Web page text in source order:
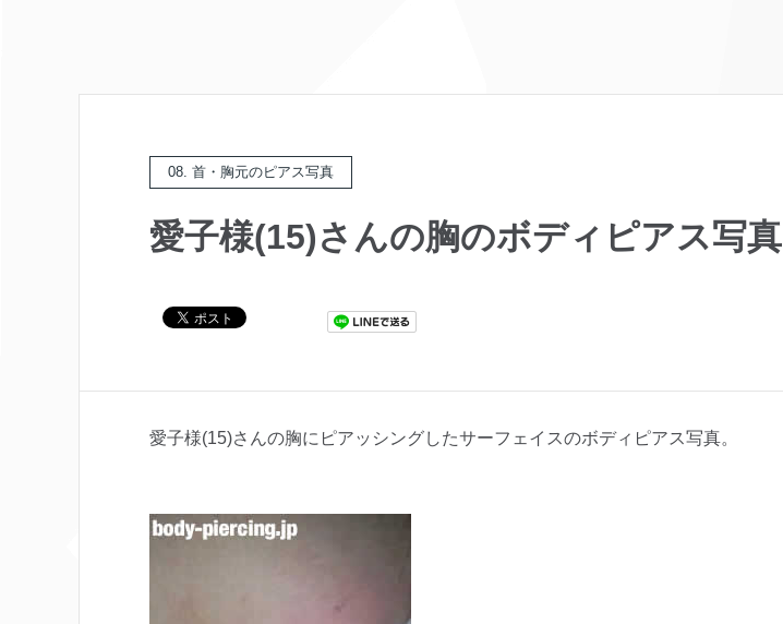
08. 首・胸元のピアス写真
愛子様(15)さんの胸のボディピアス写真
愛子様(15)さんの胸にピアッシングしたサーフェイスのボディピアス写真。